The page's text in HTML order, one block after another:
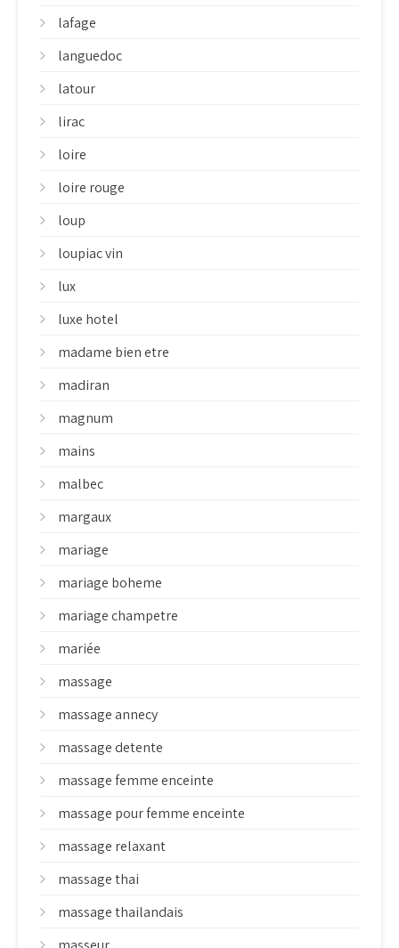
lafage
languedoc
latour
lirac
loire
loire rouge
loup
loupiac vin
lux
luxe hotel
madame bien etre
madiran
magnum
mains
malbec
margaux
mariage
mariage boheme
mariage champetre
mariée
massage
massage annecy
massage detente
massage femme enceinte
massage pour femme enceinte
massage relaxant
massage thai
massage thailandais